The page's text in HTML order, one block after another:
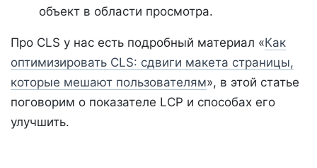
объект в области просмотра.
Про CLS у нас есть подробный материал «Как
оптимизировать CLS: сдвиги макета страницы,
которые мешают пользователям», в этой статье
поговорим о показателе LCP и способах его
улучшить.